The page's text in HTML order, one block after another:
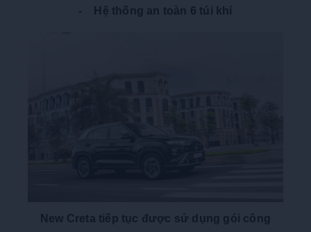
- Hệ thống an toàn 6 túi khí
New Creta tiếp tục được sử dụng gói công